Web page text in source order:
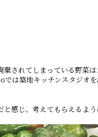
されてしまっている野菜
は築地キッチンスタジオ
感じ、考えてもらえるよう